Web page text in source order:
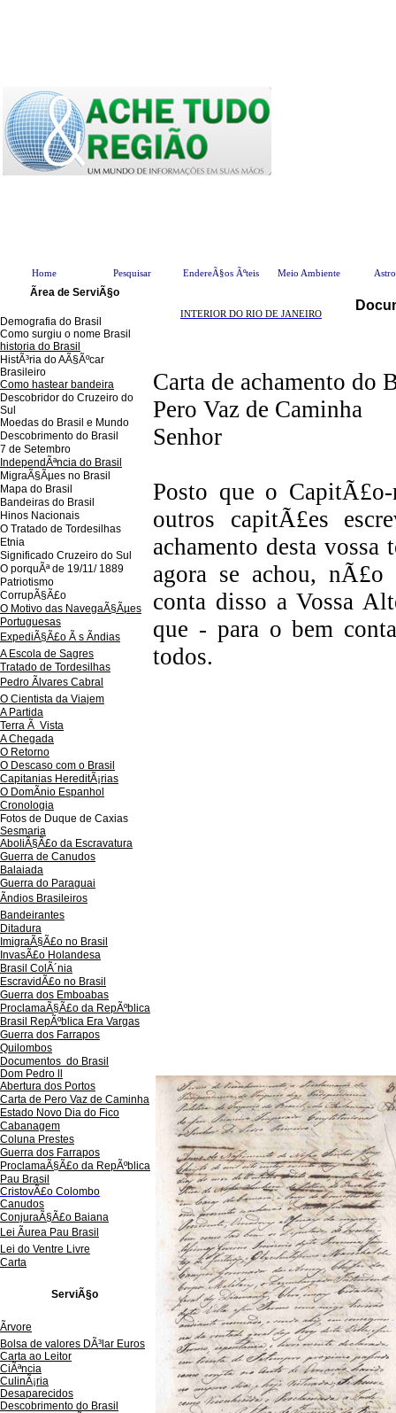
Home Pesquisar EndereÃ§os Ãºteis Meio Ambiente
Ãrea de ServiÃ§o
Demografia do Brasil
Como surgiu o nome Brasil
historia do Brasil
HistÃ³ria do AÃ§Ãºcar
Brasileiro
Como hastear bandeira
Descobridor do Cruzeiro do
Sul
Moedas do Brasil e Mundo
Descobrimento do Brasil
7 de Setembro
IndependÃªncia do Brasil
MigraÃ§Ãµes no Brasil
Mapa do Brasil
Bandeiras do Brasil
Hinos Nacionais
O Tratado de Tordesilhas
Etnia
Significado Cruzeiro do Sul
O porquÃª de 19/11/ 1889
Patriotismo
CorrupÃ§Ã£o
O Motivo das NavegaÃ§Ãµes
Portuguesas
ExpediÃ§Ã£o Ã s Ãndias
A Escola de Sagres
Tratado de Tordesilhas
Pedro Ãlvares Cabral
O Cientista da Viajem
A Partida
Terra Ã Vista
A Chegada
O Retorno
O Descaso com o Brasil
Capitanias HereditÃ¡rias
O DomÃ­nio Espanhol
Cronologia
Fotos de Duque de Caxias
Sesmaria
AboliÃ§Ã£o da Escravatura
Guerra de Canudos
Balaiada
Guerra do Paraguai
Ãndios Brasileiros
Bandeirantes
Ditadura
ImigraÃ§Ã£o no Brasil
InvasÃ£o Holandesa
Brasil ColÃ´nia
EscravidÃ£o no Brasil
Guerra dos Emboabas
ProclamaÃ§Ã£o da RepÃºblica
Brasil RepÃºblica Era Vargas
Guerra dos Farrapos
Quilombos
Documentos do Brasil
Dom Pedro ll
Abertura dos Portos
Carta de Pero Vaz de Caminha
Estado Novo Dia do Fico
Cabanagem
Coluna Prestes
Guerra dos Farrapos
ProclamaÃ§Ã£o da RepÃºblica
Pau Brasil
CristovÃ£o Colombo
Canudos
ConjuraÃ§Ã£o Baiana
Lei Ãurea Pau Brasil
Lei do Ventre Livre
Carta
ServiÃ§o
Ãrvore
Bolsa de valores DÃ³lar Euros
Carta ao Leitor
CiÃªncia
CulinÃ¡ria
Desaparecidos
Descobrimento do Brasil
INTERIOR DO RIO DE JANEIRO
Carta de achamento do
Pero Vaz de Caminha
Senhor
Posto que o
outros capitÃ£es
achamento desta vossa
agora se achou,
conta disso a Vossa
que - para o bem
todos.